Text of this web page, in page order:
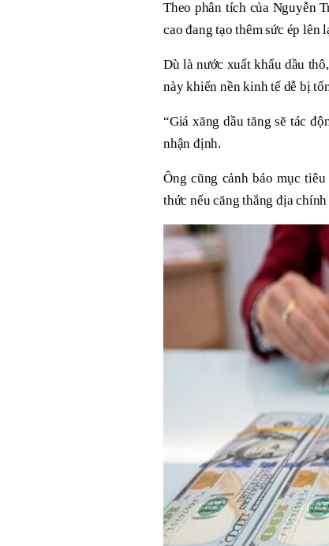
Theo phân tích của Nguyễn
cao đang tạo thêm sức ép lên
Dù là nước xuất khẩu dầu
này khiến nền kinh tế dễ bị
“Giá xăng dầu tăng sẽ tác
nhận định.
Ông cũng cảnh báo mục
thức nếu căng thẳng địa